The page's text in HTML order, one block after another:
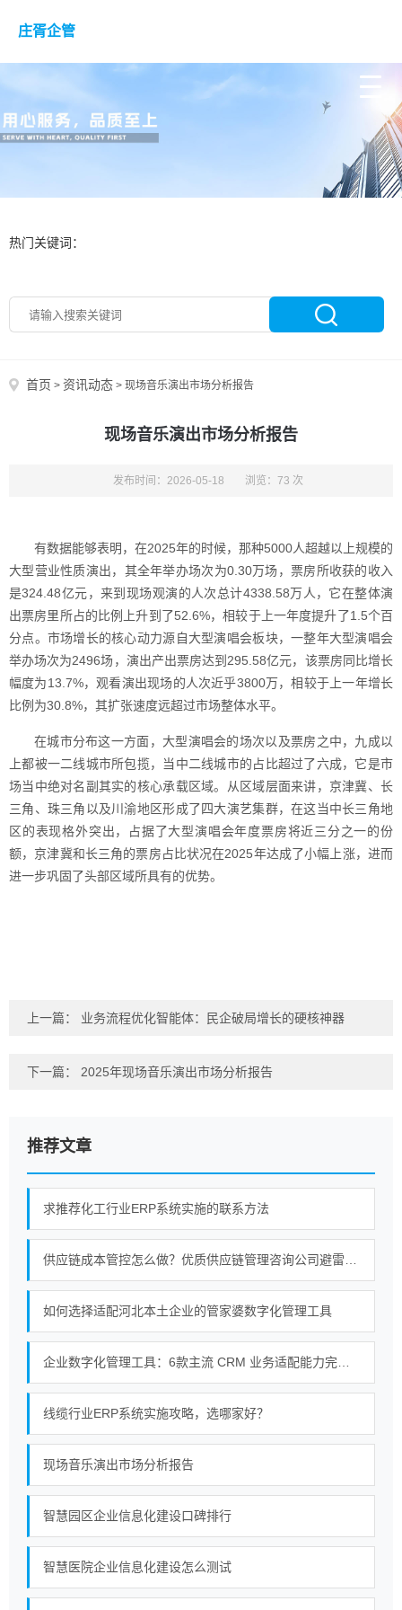
庄胥企管
热门关键词：
首页 > 资讯动态 > 现场音乐演出市场分析报告
现场音乐演出市场分析报告
发布时间：2026-05-18 浏览：73 次
有数据能够表明，在2025年的时候，那种5000人超越以上规模的
大型营业性质演出，其全年举办场次为0.30万场，票房所收获的收入
是324.48亿元，来到现场观演的人次总计4338.58万人，它在整体演
出票房里所占的比例上升到了52.6%，相较于上一年度提升了1.5个百
分点。市场增长的核心动力源自大型演唱会板块，一整年大型演唱会
举办场次为2496场，演出产出票房达到295.58亿元，该票房同比增长
幅度为13.7%，观看演出现场的人次近乎3800万，相较于上一年增长
比例为30.8%，其扩张速度远超过市场整体水平。
在城市分布这一方面，大型演唱会的场次以及票房之中，九成以
上都被一二线城市所包揽，当中二线城市的占比超过了六成，它是市
场当中绝对名副其实的核心承载区域。从区域层面来讲，京津冀、长
三角、珠三角以及川渝地区形成了四大演艺集群，在这当中长三角地
区的表现格外突出，占据了大型演唱会年度票房将近三分之一的份
额，京津冀和长三角的票房占比状况在2025年达成了小幅上涨，进而
进一步巩固了头部区域所具有的优势。
上一篇： 业务流程优化智能体：民企破局增长的硬核神器
下一篇： 2025年现场音乐演出市场分析报告
推荐文章
求推荐化工行业ERP系统实施的联系方法
如何选择适配河北本土企业的管家婆数字化管理工具
线缆行业ERP系统实施攻略，选哪家好？
现场音乐演出市场分析报告
智慧园区企业信息化建设口碑排行
智慧医院企业信息化建设怎么测试